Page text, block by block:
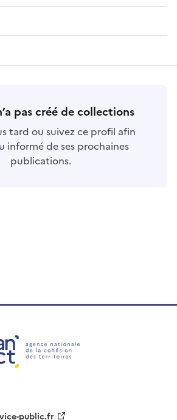
pas créé de collections
tard ou suivez ce profil afin
informé de ses prochaines
publications.
public.fr